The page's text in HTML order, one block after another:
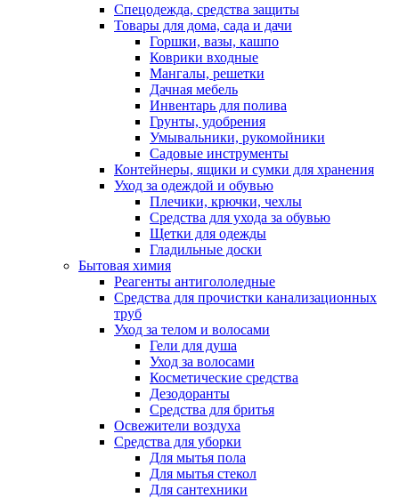
Спецодежда, средства защиты
Товары для дома, сада и дачи
Горшки, вазы, кашпо
Коврики входные
Мангалы, решетки
Дачная мебель
Инвентарь для полива
Грунты, удобрения
Умывальники, рукомойники
Садовые инструменты
Контейнеры, ящики и сумки для хранения
Уход за одеждой и обувью
Плечики, крючки, чехлы
Средства для ухода за обувью
Щетки для одежды
Гладильные доски
Бытовая химия
Реагенты антигололедные
Средства для прочистки канализационных
труб
Уход за телом и волосами
Гели для душа
Уход за волосами
Косметические средства
Дезодоранты
Средства для бритья
Освежители воздуха
Средства для уборки
Для мытья пола
Для мытья стекол
Для сантехники